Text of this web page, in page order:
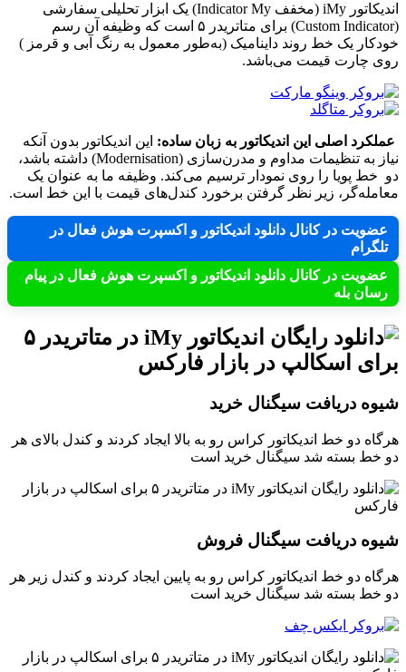
اندیکاتور iMy (مخفف Indicator My) یک ابزار تحلیلی سفارشی
(Custom Indicator) برای متاتریدر ۵ است که وظیفه آن رسم
خودکار یک خط روند داینامیک (به‌طور معمول به رنگ آبی و قرمز )
روی چارت قیمت می‌باشد.
عملکرد اصلی این اندیکاتور به زبان ساده: این اندیکاتور بدون آنکه
نیاز به تنظیمات مداوم و مدرن‌سازی (Modernisation) داشته باشد،
دو خط پویا را روی نمودار ترسیم می‌کند. وظیفه ما به عنوان یک
معامله‌گر، زیر نظر گرفتن برخورد کندل‌های قیمت با این خط است.
عضویت در کانال دانلود اندیکاتور و اکسپرت هوش فعال در
تلگرام
عضویت در کانال دانلود اندیکاتور و اکسپرت هوش فعال در پیام
رسان بله
شیوه دریافت سیگنال خرید
هرگاه دو خط اندیکاتور کراس رو به بالا ایجاد کردند و کندل بالای هر
دو خط بسته شد سیگنال خرید است
شیوه دریافت سیگنال فروش
هرگاه دو خط اندیکاتور کراس رو به پایین ایجاد کردند و کندل زیر هر
دو خط بسته شد سیگنال خرید است